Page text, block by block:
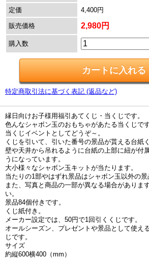
定価
4,400円
販売価格 2,980円
購入数
特定商取引法に基づく表記 (返品など)
縁日向けお子様用福引あてくじ・当くじです。
色んなシャボン玉のおもちゃがあたる当くじです
当くじイベントとしてどうぞ～。
くじを引いて、引いた番号の景品が貰える台紙く
壁や天井から吊れるように台紙の上部に紐が付
うになっています。
大小様々なシャボン玉キットが当たります。
当たりの1部やはずれ景品はシャボン玉以外の景
また、写真と商品の一部が異なる場合がありま
い。
景品84個付きです。
くじ紙付き。
メーカー設定では、50円で1回引くくじです。
オールシーズン、プレゼントや景品として使え
じです。
サイズ
約縦600横400（mm）